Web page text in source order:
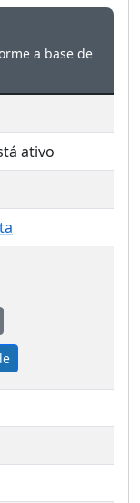
a base de
ativo